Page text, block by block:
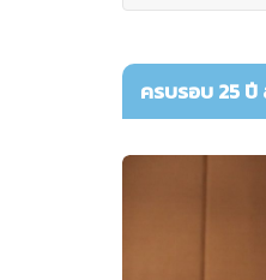
ครบรอบ 25 ปี